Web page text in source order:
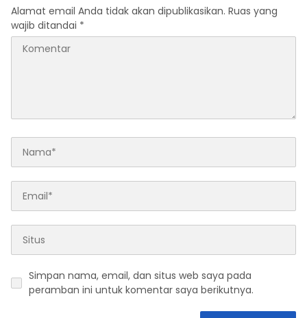
Alamat email Anda tidak akan dipublikasikan. Ruas yang
wajib ditandai *
Simpan nama, email, dan situs web saya pada
peramban ini untuk komentar saya berikutnya.